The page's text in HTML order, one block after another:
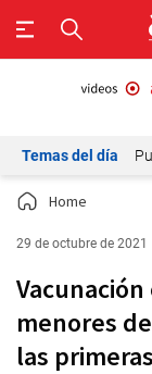
Temas del día
Home
29 de octubre de 2021
Vacunación
menores
las